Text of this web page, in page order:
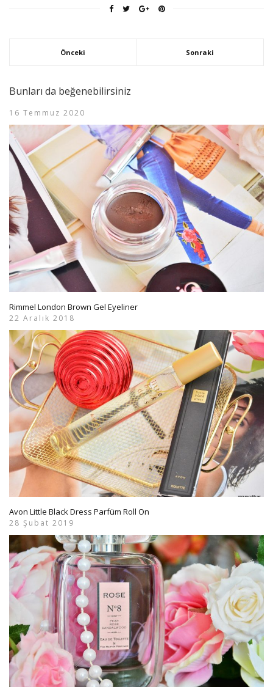
Önceki Sonraki
Bunları da beğenebilirsiniz
16 Temmuz 2020
Rimmel London Brown Gel Eyeliner
22 Aralık 2018
Avon Little Black Dress Parfüm Roll On
28 Şubat 2019